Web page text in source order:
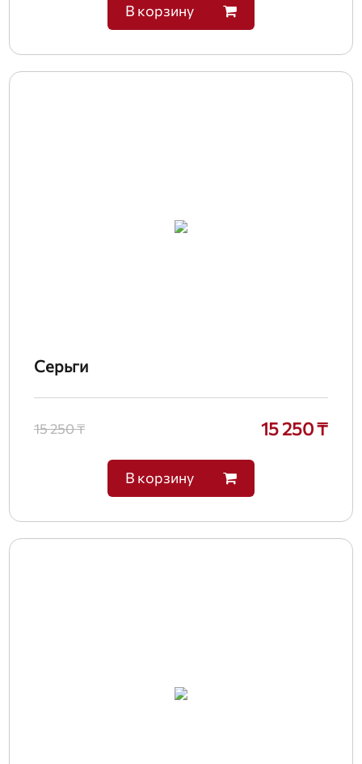
В корзину
Серьги
15 250 ₸ 15 250 ₸
В корзину